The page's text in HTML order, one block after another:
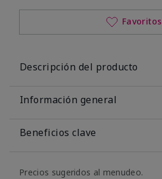
Favoritos
Descripción del producto
Información general
Beneficios clave
Precios sugeridos al menudeo.